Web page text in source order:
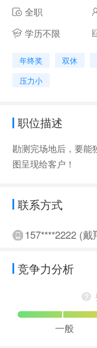
全职
学历不限
年终奖 双休
压力小
职位描述
勘测完场地后，要能
图呈现给客户！
联系方式
157****2222 (戴
竞争力分析
一般